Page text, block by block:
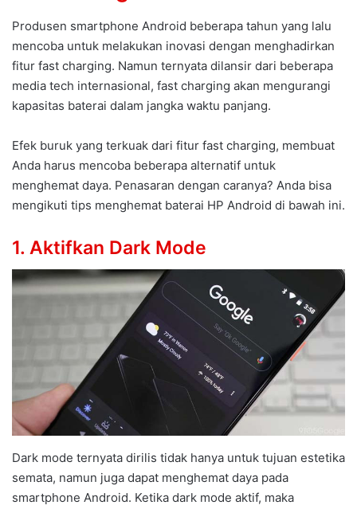
Produsen smartphone Android beberapa tahun yang lalu
mencoba untuk melakukan inovasi dengan menghadirkan
fitur fast charging. Namun ternyata dilansir dari beberapa
media tech internasional, fast charging akan mengurangi
kapasitas baterai dalam jangka waktu panjang.
Efek buruk yang terkuak dari fitur fast charging, membuat
Anda harus mencoba beberapa alternatif untuk
menghemat daya. Penasaran dengan caranya? Anda bisa
mengikuti tips menghemat baterai HP Android di bawah ini.
1. Aktifkan Dark Mode
Dark mode ternyata dirilis tidak hanya untuk tujuan estetika
semata, namun juga dapat menghemat daya pada
smartphone Android. Ketika dark mode aktif, maka